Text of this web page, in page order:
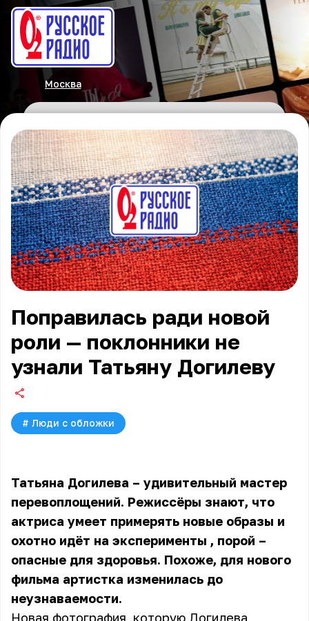
Москва
Поправилась ради новой
роли — поклонники не
узнали Татьяну Догилеву
# Люди с обложки
Татьяна Догилева – удивительный мастер
перевоплощений. Режиссёры знают, что
актриса умеет примерять новые образы и
охотно идёт на эксперименты , порой –
опасные для здоровья. Похоже, для нового
фильма артистка изменилась до
неузнаваемости.
Новая фотография, которую Догилева